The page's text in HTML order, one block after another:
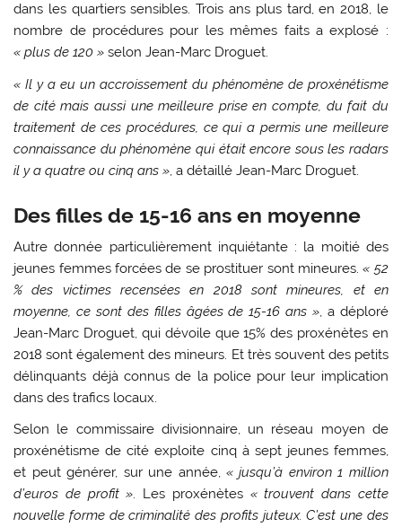
dans les quartiers sensibles. Trois ans plus tard, en 2018, le
nombre de procédures pour les mêmes faits a explosé :
« plus de 120 » selon Jean-Marc Droguet.
« Il y a eu un accroissement du phénomène de proxénétisme
de cité mais aussi une meilleure prise en compte, du fait du
traitement de ces procédures, ce qui a permis une meilleure
connaissance du phénomène qui était encore sous les radars
il y a quatre ou cinq ans », a détaillé Jean-Marc Droguet.
Des filles de 15-16 ans en moyenne
Autre donnée particulièrement inquiétante : la moitié des
jeunes femmes forcées de se prostituer sont mineures. « 52
% des victimes recensées en 2018 sont mineures, et en
moyenne, ce sont des filles âgées de 15-16 ans » , a déploré
Jean-Marc Droguet, qui dévoile que 15% des proxénètes en
2018 sont également des mineurs. Et très souvent des petits
délinquants déjà connus de la police pour leur implication
dans des trafics locaux.
Selon le commissaire divisionnaire, un réseau moyen de
proxénétisme de cité exploite cinq à sept jeunes femmes,
et peut générer, sur une année, « jusqu’à environ 1 million
d’euros de profit ». Les proxénètes « trouvent dans cette
nouvelle forme de criminalité des profits juteux. C’est une des